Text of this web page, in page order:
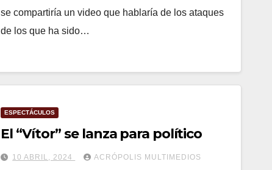
se compartiría un video que hablaría de los ataques
de los que ha sido…
ESPECTÁCULOS
El “Vítor” se lanza para político
10 ABRIL, 2024 ACRÓPOLIS MULTIMEDIOS